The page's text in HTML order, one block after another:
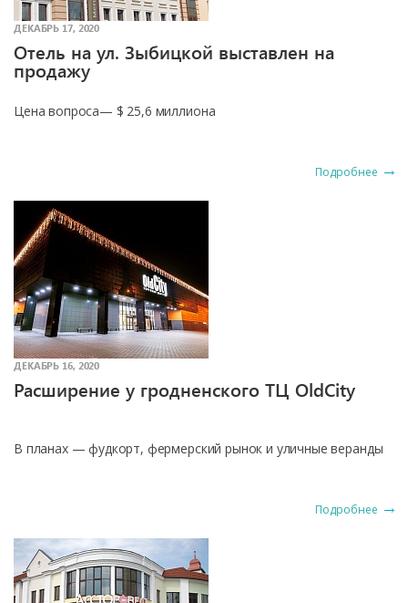
ДЕКАБРЬ 17, 2020
Отель на ул. Зыбицкой выставлен на
продажу
Цена вопроса— $ 25,6 миллиона
Подробнее
ДЕКАБРЬ 16, 2020
Расширение у гродненского ТЦ OldCity
В планах — фудкорт, фермерский рынок и уличные веранды
Подробнее